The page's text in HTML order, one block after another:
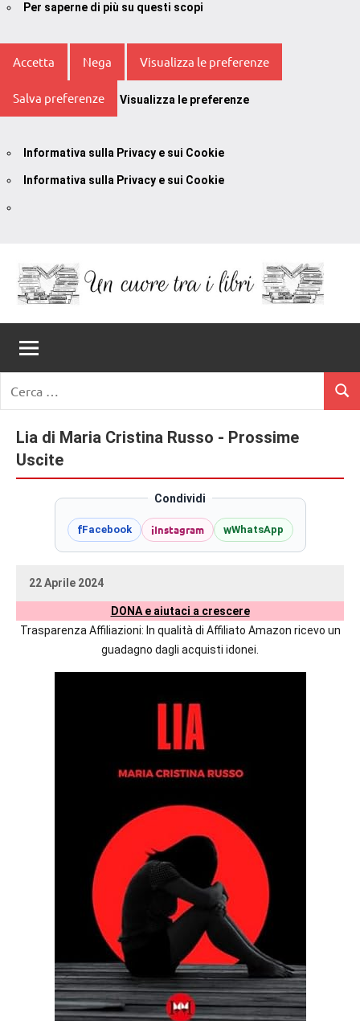
Per saperne di più su questi scopi
Accetta Nega Visualizza le preferenze
Salva preferenze Visualizza le preferenze
Informativa sulla Privacy e sui Cookie
Informativa sulla Privacy e sui Cookie
contenuto
Un
Cuore
Tra
I
Libri
romanzi
romance
e
non
solo.
Recensioni,
delle
autrici
per:
Lia di Maria Cristina Russo - Prossime
Uscite
Condividi
fFacebook iInstagram wWhatsApp
22 Aprile 2024
uctil_user
Nessun
DONA e aiutaci a crescere
Trasparenza Affiliazioni: In qualità di Affiliato Amazon ricevo un
guadagno dagli acquisti idonei.